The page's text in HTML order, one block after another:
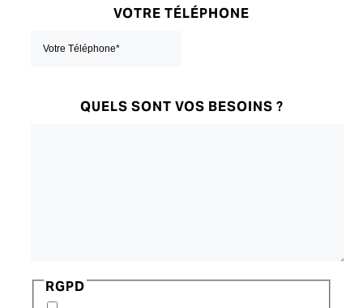
VOTRE TÉLÉPHONE
QUELS SONT VOS BESOINS ?
RGPD